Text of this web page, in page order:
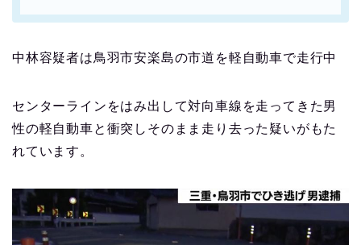
中林容疑者は鳥羽市安楽島の市道を軽自動車で走行中
センターラインをはみ出して対向車線を走ってきた男
性の軽自動車と衝突しそのまま走り去った疑いがもた
れています。